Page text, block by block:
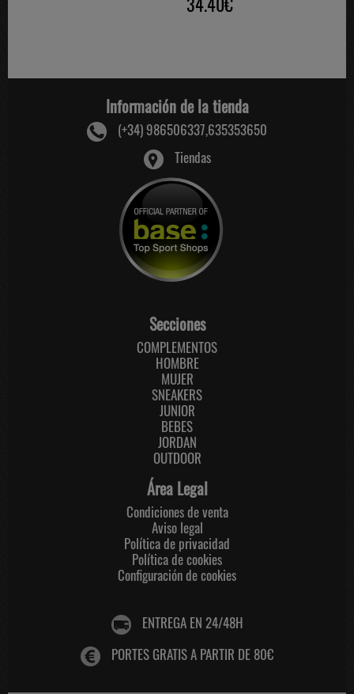
Información de la tienda
(+34) 986506337,635353650
Tiendas
Secciones
COMPLEMENTOS
HOMBRE
MUJER
SNEAKERS
JUNIOR
BEBES
JORDAN
OUTDOOR
Área Legal
Condiciones de venta
Aviso legal
Política de privacidad
Política de cookies
Configuración de cookies
ENTREGA EN 24/48H
PORTES GRATIS A PARTIR DE 80€